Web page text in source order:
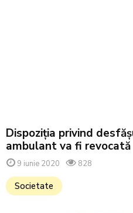
Dispoziţia privind
ambulant va fi revocată
9 iunie 2020 828
Societate